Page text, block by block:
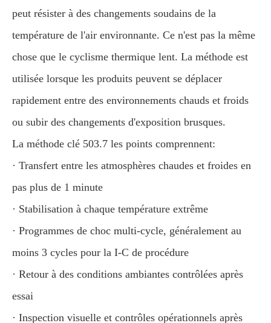
peut résister à des changements soudains de la
température de l'air environnante. Ce n'est pas la même
chose que le cyclisme thermique lent. La méthode est
utilisée lorsque les produits peuvent se déplacer
rapidement entre des environnements chauds et froids
ou subir des changements d'exposition brusques.
La méthode clé 503.7 les points comprennent:
· Transfert entre les atmosphères chaudes et froides en
pas plus de 1 minute
· Stabilisation à chaque température extrême
· Programmes de choc multi-cycle, généralement au
moins 3 cycles pour la I-C de procédure
· Retour à des conditions ambiantes contrôlées après
essai
· Inspection visuelle et contrôles opérationnels après